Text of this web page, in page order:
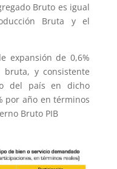
Bruto es igual
Bruta y el
expansión de 0,6%
y consistente
del país en dicho
por año en términos
Bruto PIB